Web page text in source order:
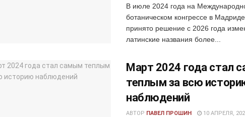
В июле 2024 года на
ботаническом конгрессе в
принято решение с 2026 года
латинские названия более...
Март 2024 года стал
теплым за всю
наблюдений
АВТОР ПАВЕЛ ПРОШИН 10 АПРЕЛЯ,